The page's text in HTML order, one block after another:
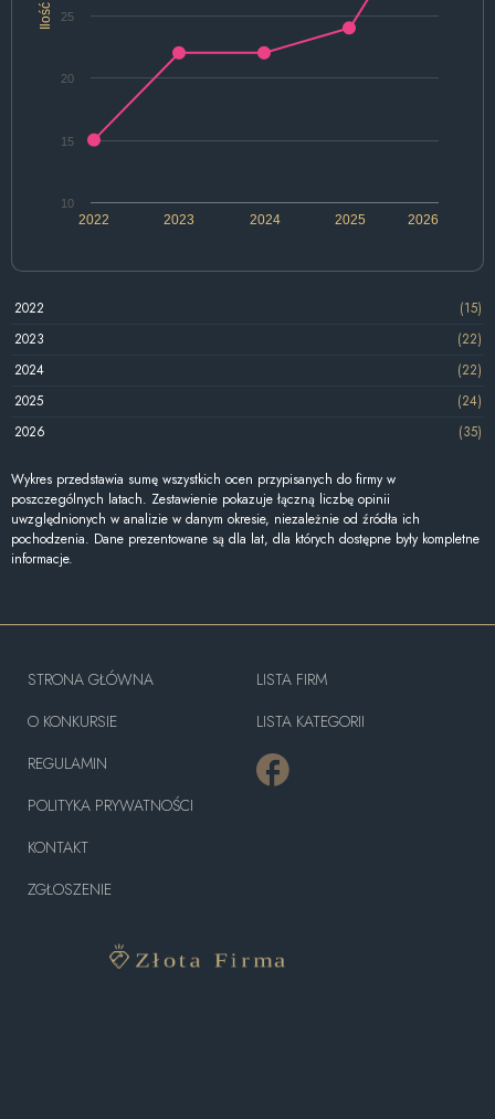
Ilość
2022 2024 2026
2023 2025
10
15
20
25
2022
(15)
2023
(22)
2024
(22)
2025
(24)
2026
(35)
Wykres przedstawia sumę wszystkich ocen przypisanych do firmy w
poszczególnych latach. Zestawienie pokazuje łączną liczbę opinii
uwzględnionych w analizie w danym okresie, niezależnie od źródła ich
pochodzenia. Dane prezentowane są dla lat, dla których dostępne były kompletne
informacje.
STRONA GŁÓWNA
O KONKURSIE
REGULAMIN
POLITYKA PRYWATNOŚCI
KONTAKT
ZGŁOSZENIE
LISTA FIRM
LISTA KATEGORII